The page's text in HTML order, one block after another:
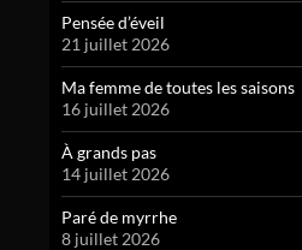
Pensée d’éveil
21 juillet 2026
Ma femme de toutes les saisons
16 juillet 2026
À grands pas
14 juillet 2026
Paré de myrrhe
8 juillet 2026